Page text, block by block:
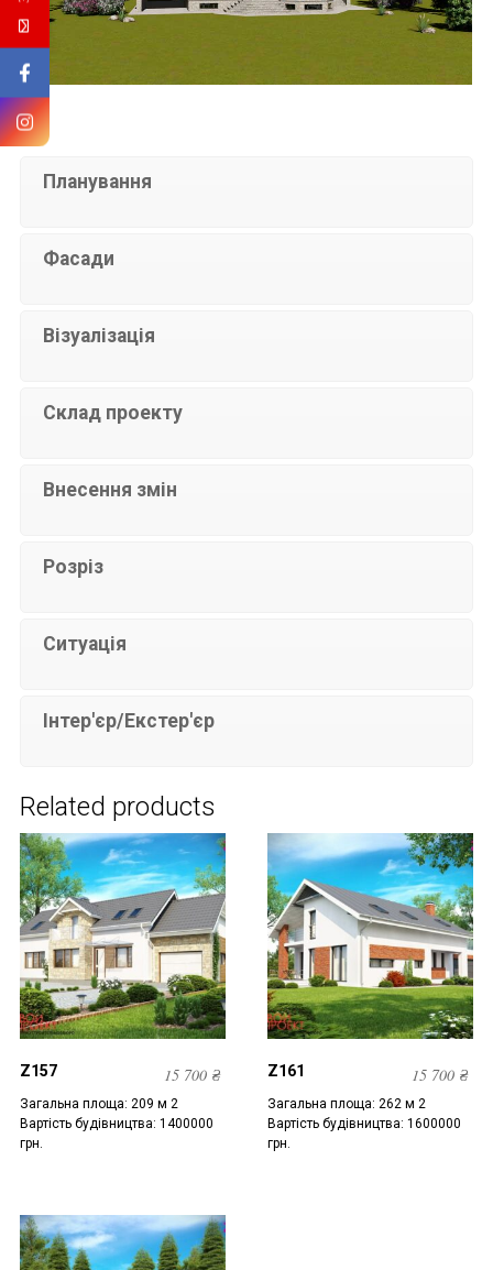
Планування
Фасади
Візуалізація
Склад проекту
Внесення змін
Розріз
Ситуація
Інтер'єр/Екстер'єр
Related products
Z157 15 700₴
Загальна площа: 209 м 2
Вартість будівництва: 1400000
грн.
Z161 15 700 ₴
Загальна площа: 262 м 2
Вартість будівництва: 1600000
грн.